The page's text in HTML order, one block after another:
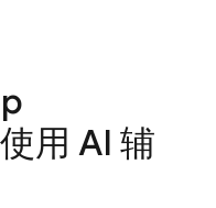
用 AI 辅